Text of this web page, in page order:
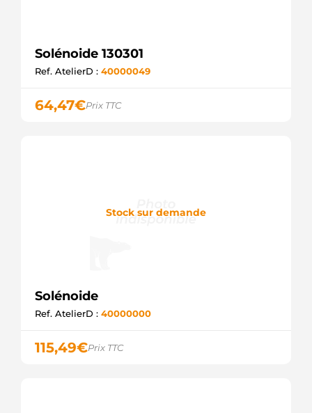
Solénoide 130301
Ref. AtelierD : 40000049
64,47€Prix TTC
Stock sur demande
Solénoide
Ref. AtelierD : 40000000
115,49€Prix TTC